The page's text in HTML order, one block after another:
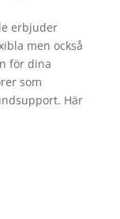
erbjuder
men också
för dina
som
Här